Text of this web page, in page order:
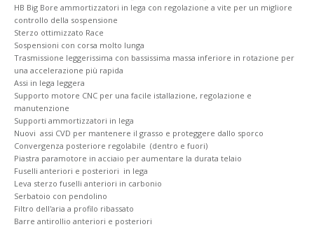
HB Big Bore ammortizzatori in lega con regolazione a vite per un migliore
controllo della sospensione
Sterzo ottimizzato Race
Sospensioni con corsa molto lunga
Trasmissione leggerissima con bassissima massa inferiore in rotazione per
una accelerazione più rapida
Assi in lega leggera
Supporto motore CNC per una facile istallazione, regolazione e
manutenzione
Supporti ammortizzatori in lega
Nuovi assi CVD per mantenere il grasso e proteggere dallo sporco
Convergenza posteriore regolabile (dentro e fuori)
Piastra paramotore in acciaio per aumentare la durata telaio
Fuselli anteriori e posteriori in lega
Leva sterzo fuselli anteriori in carbonio
Serbatoio con pendolino
Filtro dell'aria a profilo ribassato
Barre antirollio anteriori e posteriori